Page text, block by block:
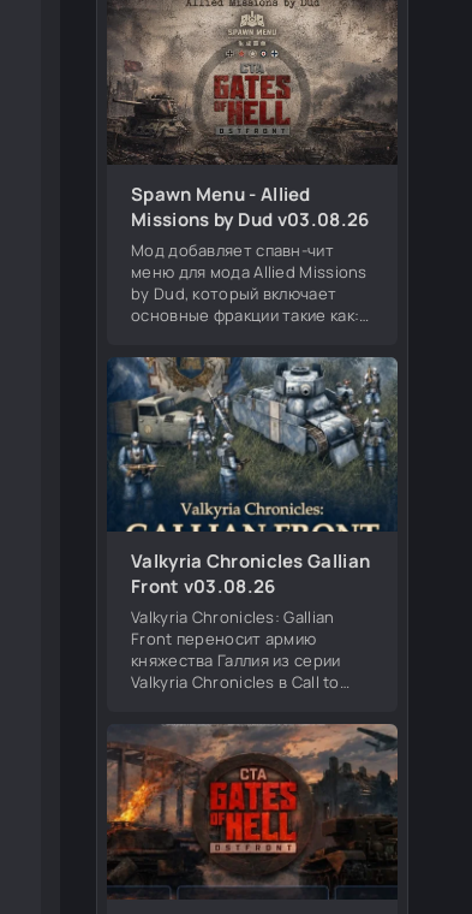
Spawn Menu - Allied
Missions by Dud v03.08.26
Мод добавляет спавн-чит
меню для мода Allied Missions
by Dud, который включает
основные фракции такие как:
Британия и Финляндия. Меню
появления в игре совместимо
со всеми
Valkyria Chronicles Gallian
Front v03.08.26
Valkyria Chronicles: Gallian
Front переносит армию
княжества Галлия из серии
Valkyria Chronicles в Call to
добавляет новую игровую
фракцию, уникальные
подразделения, героев,